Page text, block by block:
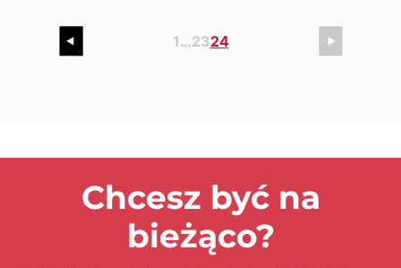
1…2324
Chcesz być na
bieżąco?